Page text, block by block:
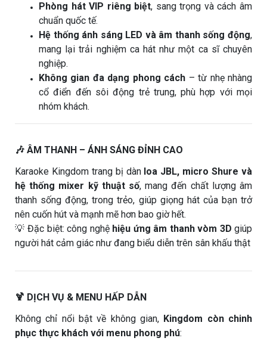
Phòng hát VIP riêng biệt, sang trọng và cách âm
chuẩn quốc tế.
Hệ thống ánh sáng LED và âm thanh sống động,
mang lại trải nghiệm ca hát như một ca sĩ chuyên
nghiệp.
Không gian đa dạng phong cách – từ nhẹ nhàng
cổ điển đến sôi động trẻ trung, phù hợp với mọi
nhóm khách.
🎶 ÂM THANH – ÁNH SÁNG ĐỈNH CAO
Karaoke Kingdom trang bị dàn loa JBL, micro Shure và
hệ thống mixer kỹ thuật số, mang đến chất lượng âm
thanh sống động, trong trẻo, giúp giọng hát của bạn trở
nên cuốn hút và mạnh mẽ hơn bao giờ hết.
💡 Đặc biệt: công nghệ hiệu ứng âm thanh vòm 3D giúp
người hát cảm giác như đang biểu diễn trên sân khấu thật
🍹 DỊCH VỤ & MENU HẤP DẪN
Không chỉ nổi bật về không gian, Kingdom còn chinh
phục thực khách với menu phong phú: